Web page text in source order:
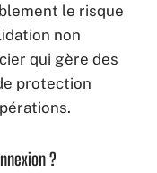
le risque
non
qui gère des
protection
?